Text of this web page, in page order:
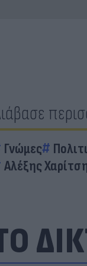
Γνώμες
Αλέξης